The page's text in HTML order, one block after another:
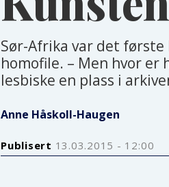
Sør-Afrika var det
homofile. – Men hvor
lesbiske en plass i
Anne Håskoll-Haugen
Publisert 13.03.2015 - 12:00